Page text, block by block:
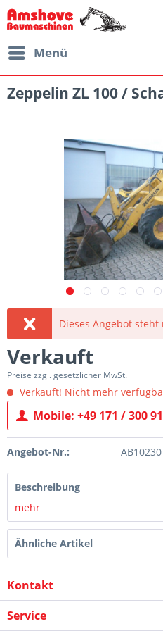
Menü
Zeppelin ZL 100 /
Dieses Angebot
Verkauft
Preise zzgl. gesetzlicher MwSt.
Verkauft! Nicht mehr
Mobile: +49 171 / 300
Angebot-Nr.: AB10230
Beschreibung
mehr
Ähnliche Artikel
Kontakt
Service